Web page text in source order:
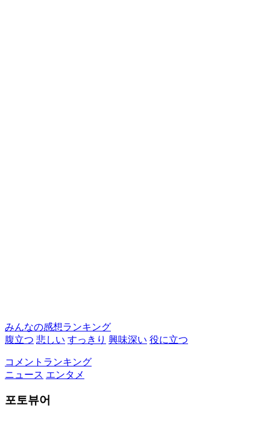
みんなの感想ランキング
腹立つ 悲しい すっきり 興味深い 役に立つ
コメントランキング
ニュース エンタメ
포토뷰어